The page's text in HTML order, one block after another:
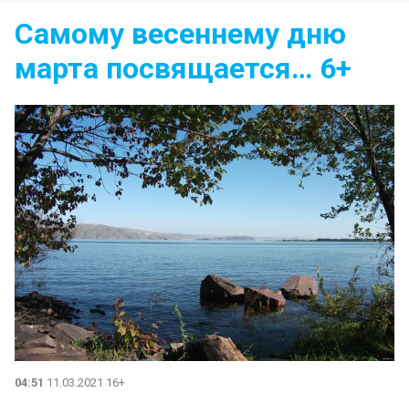
Самому весеннему дню
марта посвящается… 6+
04:51 11.03.2021 16+